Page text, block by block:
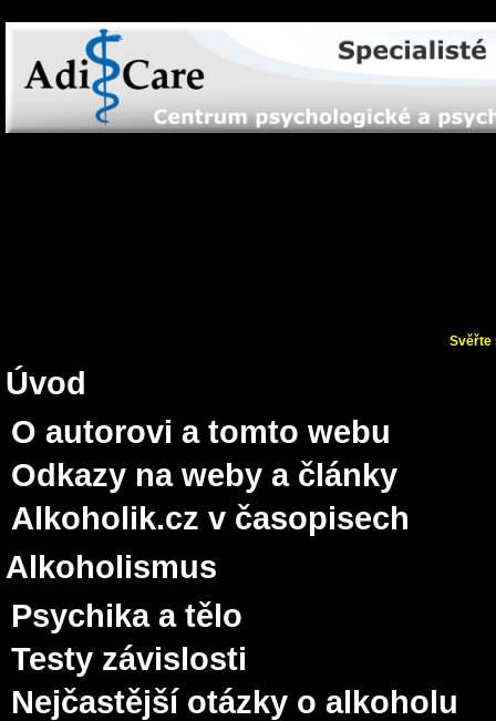
Svěřte
Úvod
O autorovi a tomto webu
Odkazy na weby a články
Alkoholik.cz v časopisech
Alkoholismus
Psychika a tělo
Testy závislosti
Nejčastější otázky o alkoholu